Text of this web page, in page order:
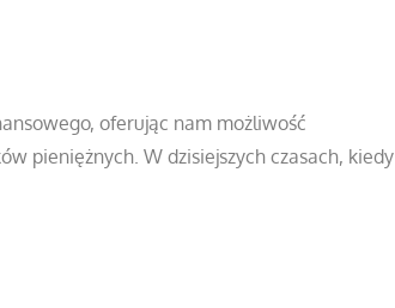
oferując nam możliwość
pieniężnych. W dzisiejszych czasach, kiedy